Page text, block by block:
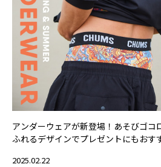
アンダーウェアが新登場！あそびゴコ
ふれるデザインでプレゼントにもおす
2025.02.22